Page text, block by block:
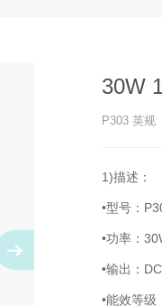
30W
P303 英规
1)描述：
•型号：
•功率：
•输出：
•能效等级